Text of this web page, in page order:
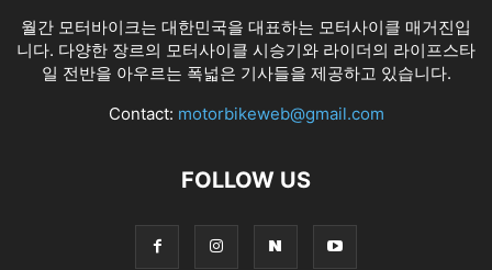
월간 모터바이크는 대한민국을 대표하는 모터사이클 매거진입
니다. 다양한 장르의 모터사이클 시승기와 라이더의 라이프스타
일 전반을 아우르는 폭넓은 기사들을 제공하고 있습니다.
Contact: motorbikeweb@gmail.com
FOLLOW US